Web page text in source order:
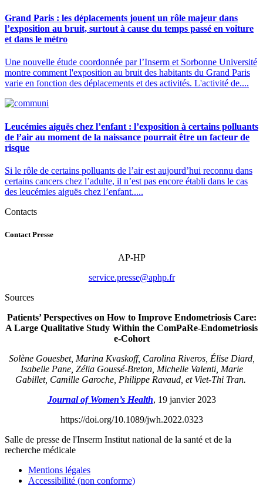
Grand Paris : les déplacements jouent un rôle majeur dans
l’exposition au bruit, surtout à cause du temps passé en voiture
et dans le métro
Une nouvelle étude coordonnée par l’Inserm et Sorbonne Université
montre comment l'exposition au bruit des habitants du Grand Paris
varie en fonction des déplacements et des activités. L'activité de....
Leucémies aiguës chez l’enfant : l’exposition à certains polluants
de l’air au moment de la naissance pourrait être un facteur de
risque
Si le rôle de certains polluants de l’air est aujourd’hui reconnu dans
certains cancers chez l’adulte, il n’est pas encore établi dans le cas
des leucémies aiguës chez l’enfant.....
Contacts
Contact Presse
AP-HP
rf.phpa@esserp.ecivres
Sources
Patients’ Perspectives on How to Improve Endometriosis Care:
A Large Qualitative Study Within the ComPaRe-Endometriosis
e-Cohort
Solène Gouesbet, Marina Kvaskoff, Carolina Riveros, Élise Diard,
Isabelle Pane, Zélia Goussé-Breton, Michelle Valenti, Marie
Gabillet, Camille Garoche, Philippe Ravaud, et Viet-Thi Tran.
Journal of Women’s Health, 19 janvier 2023
https://doi.org/10.1089/jwh.2022.0323
Salle de presse de l'Inserm Institut national de la santé et de la
recherche médicale
Mentions légales
Accessibilité (non conforme)